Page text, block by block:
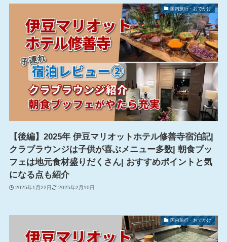
国内旅行・おでかけ
【後編】2025年 伊豆マリオットホテル修善寺宿泊記|
クラブラウンジは子供が喜ぶメニュー多数| 朝食ブッ
フェは地元食材盛りだくさん| おすすめポイントと気
になる点も紹介
2025年1月22日 2025年2月10日
国内旅行・おでかけ